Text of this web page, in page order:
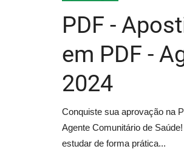
PDF -
em PDF -
2024
Conquiste sua aprovação na
Agente Comunitário de
estudar de forma prática...